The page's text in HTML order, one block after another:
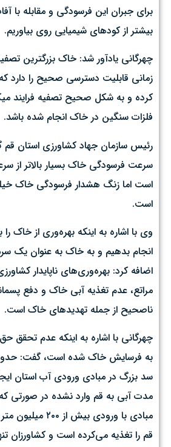
برای جبران این فرسودگی و مقابله با
بیشتر از کودهای شیمیایی روی بیاوریم.
چهرگانی یادآور شد: خاک بزرگترین
زمانی قابلیت دسترسی صحیح را دارد
کرده و به شکل صحیح تصفیه فرایند
فلزات سنگین در خاک انجام شده باشد.
رئیس سازمان جهاد کشاورزی استان قم
سرعت فرسودگی خاک بسیار بالاتر از
است اما زنگ هشدار فرسودگی خاک
است.
وی با اشاره به اینکه بهره‌وری از خاک
انجام بدهیم و به خاک به عنوان یک
اضافه کرد: بهره‌وری‌های ناپایدار
مراتع، عدم تغذیه آبی خاک و دفع
ناصحیح از جمله تهدیدهای خاک است.
چهرگانی با اشاره به اینکه عدم تحقق
سد بزرگ در مبادی ورودی آب استان
مدت آبی به قم وارد نشده در صورتی که
مبادی با ورودی
قم را تغذیه می‌کرده است و کشاورزان